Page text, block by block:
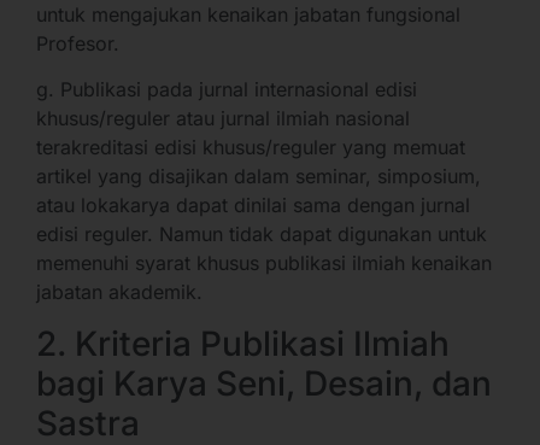
untuk mengajukan kenaikan jabatan fungsional
Profesor.
g. Publikasi pada jurnal internasional edisi
khusus/reguler atau jurnal ilmiah nasional
terakreditasi edisi khusus/reguler yang memuat
artikel yang disajikan dalam seminar, simposium,
atau lokakarya dapat dinilai sama dengan jurnal
edisi reguler. Namun tidak dapat digunakan untuk
memenuhi syarat khusus publikasi ilmiah kenaikan
jabatan akademik.
2. Kriteria Publikasi Ilmiah
bagi Karya Seni, Desain, dan
Sastra